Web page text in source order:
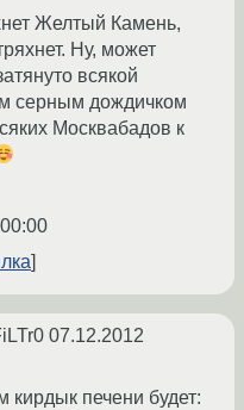
Желтый Камень,
Ну, может
всякой
серным дождичком
Москвабадов к
07.12.2012
кирдык печени будет: